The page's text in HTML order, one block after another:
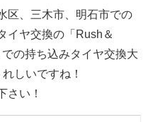
区、三木市、明石市での
イヤ交換の「Rush＆
の持ち込みタイヤ交換大
しいですね！
さい！